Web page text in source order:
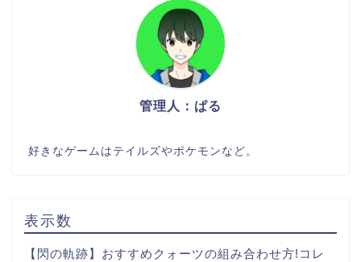
管理人：ぱる
好きなゲームはテイルズやポケモンなど。
表示数
【閃の軌跡】おすすめクォーツの組み合わせ方!コレ